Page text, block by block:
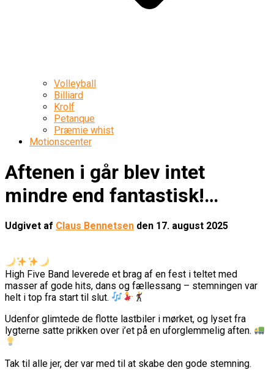
Volleyball
Billiard
Krolf
Petanque
Præmie whist
Motionscenter
Aftenen i går blev intet
mindre end fantastisk!…
Udgivet af Claus Bennetsen den 17. august 2025
High Five Band leverede et brag af en fest i teltet med
masser af gode hits, dans og fællessang – stemningen var
helt i top fra start til slut.
Udenfor glimtede de flotte lastbiler i mørket, og lyset fra
lygterne satte prikken over i’et på en uforglemmelig aften.
Tak til alle jer, der var med til at skabe den gode stemning.